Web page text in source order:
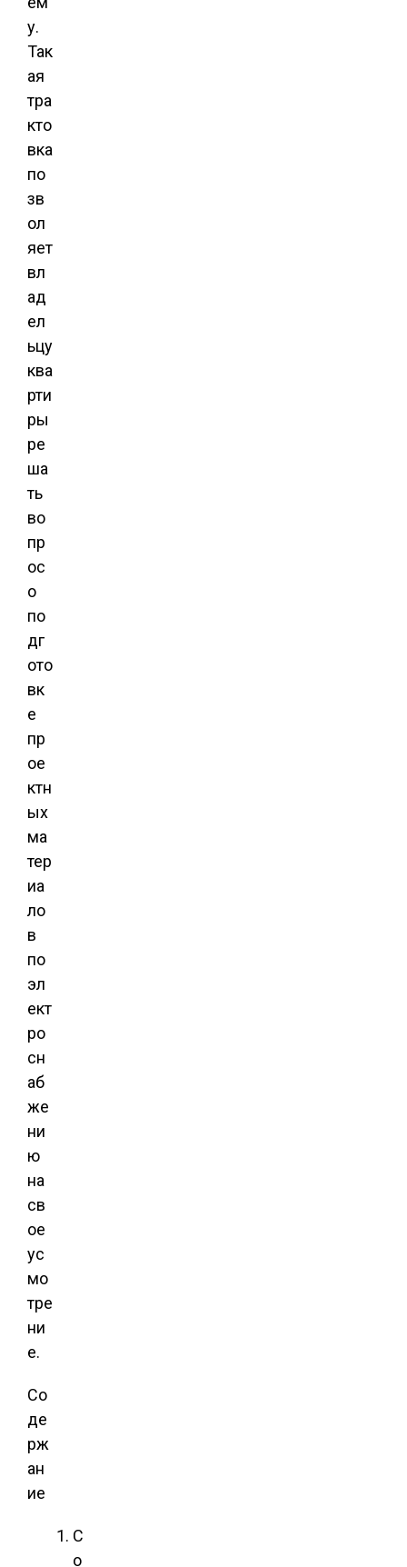
у.
Так
ая
тра
кто
вка
по
зв
ол
яет
вл
ад
ел
ьцу
ква
рти
ры
ре
ша
ть
во
пр
ос
о
по
дг
ото
вк
е
пр
ое
ктн
ых
ма
тер
иа
ло
в
по
эл
ект
ро
сн
аб
же
ни
ю
на
св
ое
ус
мо
тре
ни
е.
Со
де
рж
ан
ие
С
о